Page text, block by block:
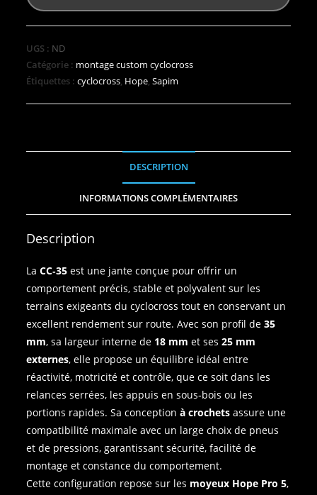
UGS : ND
Catégorie : montage custom cyclocross
Étiquettes :cyclocross Hope ,Sapim
DESCRIPTION
INFORMATIONS COMPLÉMENTAIRES
Description
LaCC‑35 est une jante conçue pour offrir un
comportement précis, stable et polyvalent sur les
terrains exigeants du cyclocross tout en conservant un
excellent rendement sur route. Avec son profil de35
mm, sa largeur interne de 18 mm et ses25 mm
externes, elle propose un équilibre idéal entre
réactivité, motricité et contrôle, que ce soit dans les
relances serrées, les appuis en sous‑bois ou les
portions rapides. Sa conceptionà crochets assure une
compatibilité maximale avec un large choix de pneus
et de pressions, garantissant sécurité, facilité de
montage et constance du comportement.
Cette configuration repose sur les moyeux Hope Pro 5,